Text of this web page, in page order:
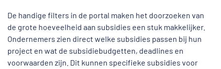
De handige filters in de portal maken het doorzoeken van
de grote hoeveelheid aan subsidies een stuk makkelijker.
Ondernemers zien direct welke subsidies passen bij hun
project en wat de subsidiebudgetten, deadlines en
voorwaarden zijn. Dit kunnen specifieke subsidies voor